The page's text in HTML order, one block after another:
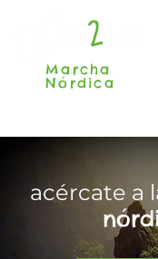
Marcha
Nórdica
acércate a